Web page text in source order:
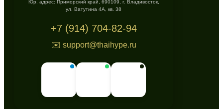
Юр. адрес: Приморский край, 690109, г. Владивосток,
ул. Ватутина 4А, кв. 38
+7 (914) 704-82-94
✉️ support@thaihype.ru